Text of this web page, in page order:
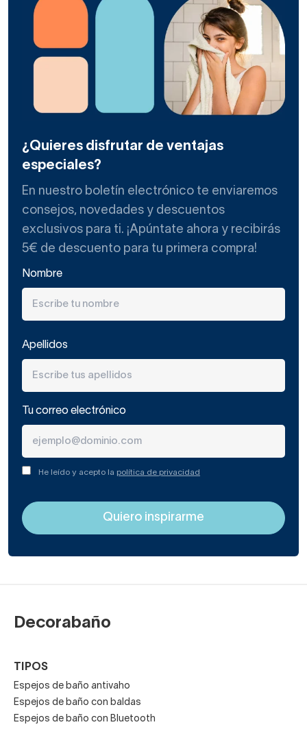
¿Quieres disfrutar de ventajas
especiales?
En nuestro boletín electrónico te enviaremos
consejos, novedades y descuentos
exclusivos para ti. ¡Apúntate ahora y recibirás
5€ de descuento para tu primera compra!
Nombre
Apellidos
Tu correo electrónico
He leído y acepto la política de privacidad
Decorabaño
TIPOS
Espejos de baño antivaho
Espejos de baño con baldas
Espejos de baño con Bluetooth